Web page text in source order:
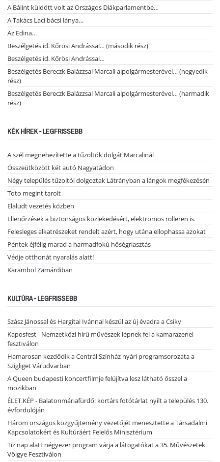
A Bálint küldött volt az Országos Diákparlamentbe…
A Takács Laci bácsi lánya…
Az Edina…
Beszélgetés id. Kőrösi Andrással… (második rész)
Beszélgetés id. Kőrösi Andrással…
Beszélgetés Bereczk Balázzsal Marcali alpolgármesterével… (negyedik
rész)
Beszélgetés Bereczk Balázzsal Marcali alpolgármesterével… (harmadik
rész)
KÉK HÍREK - LEGFRISSEBB
A szél megnehezítette a tűzoltók dolgát Marcalinál
Összeütközött két autó Nagyatádon
Négy település tűzoltói dolgoztak Látrányban a lángok megfékezésén
Toto megint tarolt
Elaludt vezetés közben
Ellenőrzések a biztonságos közlekedésért, elektromos rolleren is.
Felesleges alkatrészeket rendelt azért, hogy utána ellophassa azokat
Péntek éjfélig marad a harmadfokú hőségriasztás
Védje otthonát nyaralás alatt!
Karambol Zamárdiban
KULTÚRA - LEGFRISSEBB
Szász Jánossal és Hargitai Ivánnal készül az új évadra a Csiky
Kaposfest - Nemzetközi hírű művészek lépnek fel a kamarazenei
fesztiválon
Hamarosan kezdődik a Centrál Színház nyári programsorozata a
Szigliget Várudvarban
A Queen budapesti koncertfilmje felújítva lesz látható ősszel a
mozikban
ÉLET.KÉP - Balatonmáriafürdő: kortárs fotótárlat nyílt a település 130.
évfordulóján
Három országos közgyűjtemény vezetőjét menesztette a Társadalmi
Kapcsolatokért és Kultúráért Felelős Minisztérium
Tíz nap alatt négyezer program várja a látogatókat a 35. Művészetek
Völgye Fesztiválon